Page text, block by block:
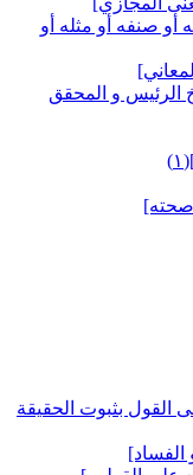
أو صنفه أو مثله أو
الرئيس و المحقق
على القول بثبوت الحقيقة